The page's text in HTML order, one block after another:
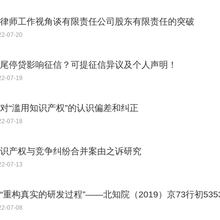
师工作视角谈有限责任公司股东有限责任的突破
07-20
停贷影响征信？可提征信异议及个人声明！
07-19
“滥用知识产权”的认识偏差和纠正
07-18
产权与竞争纠纷合并案由之诉研究
07-13
重构真实的研发过程”——北知院（2019）京73行初
07-08